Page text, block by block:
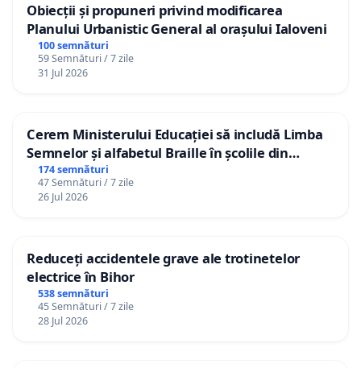
Obiecții și propuneri privind modificarea
Planului Urbanistic General al orașului Ialoveni
100 semnături
59 Semnături / 7 zile
31 Jul 2026
Cerem Ministerului Educației să includă Limba
Semnelor și alfabetul Braille în școlile din
Republica Moldova!
174 semnături
47 Semnături / 7 zile
26 Jul 2026
Reduceți accidentele grave ale trotinetelor
electrice în Bihor
538 semnături
45 Semnături / 7 zile
28 Jul 2026